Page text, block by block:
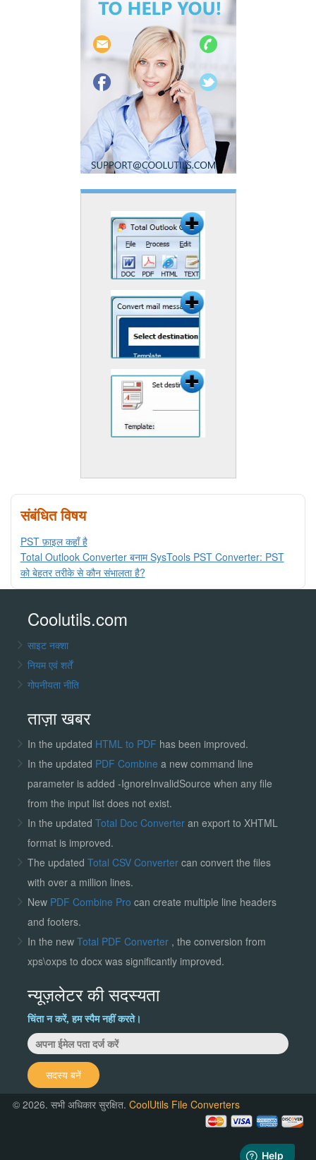
संबंधित विषय
PST फ़ाइल कहाँ है
Total Outlook Converter बनाम SysTools PST Converter: PST
को बेहतर तरीके से कौन संभालता है?
Coolutils.com
साइट नक्शा
नियम एवं शर्तें
गोपनीयता नीति
ताज़ा खबर
In the updated HTML to PDF has been improved.
In the updated PDF Combine a new command line
parameter is added -IgnoreInvalidSource when any file
from the input list does not exist.
In the updated Total Doc Converter an export to XHTML
format is improved.
The updated Total CSV Convertercan convert the files
with over a million lines.
New PDF Combine Pro can create multiple line headers
and footers.
In the new Total PDF Converter , the conversion from
xps\oxps to docx was significantly improved.
न्यूज़लेटर की सदस्यता
चिंता न करें, हम स्पैम नहीं करते।
सदस्य बनें
© 2026. सभी अधिकार सुरक्षित.CoolUtils File Converters